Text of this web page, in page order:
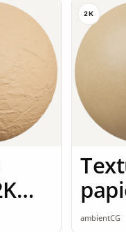
2K
ambientCG